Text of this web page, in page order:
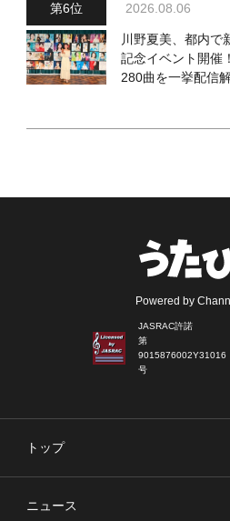
2026.08.06
川野夏美、都内で
記念イベント開
280曲を一挙配信
Powered by
JASRAC許諾
第
9015876002Y31016
号
トップ
ニュース